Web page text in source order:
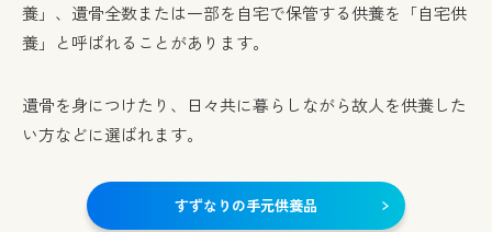
養」、遺骨全数または一部を自宅で保管する供養を「自宅供
養」と呼ばれることがあります。
遺骨を身につけたり、日々共に暮らしながら故人を供養した
い方などに選ばれます。
すずなりの手元供養品